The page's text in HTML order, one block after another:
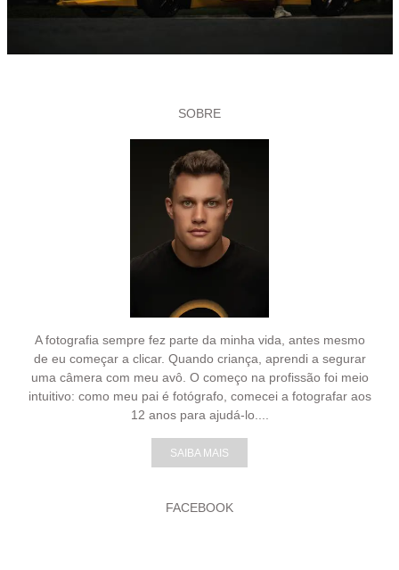
SOBRE
A fotografia sempre fez parte da minha vida, antes mesmo
de eu começar a clicar. Quando criança, aprendi a segurar
uma câmera com meu avô. O começo na profissão foi meio
intuitivo: como meu pai é fotógrafo, comecei a fotografar aos
12 anos para ajudá-lo....
SAIBA MAIS
FACEBOOK